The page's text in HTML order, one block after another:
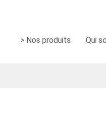
> Nos produits Qui